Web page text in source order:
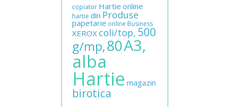
copiator Hartie online
hartie din Produse
papetarie online Business
XEROX coli/top, 500
g/mp,80A3,
alba
Hartie magazin
birotica